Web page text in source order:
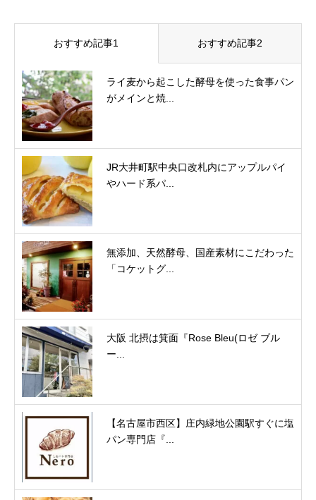
おすすめ記事1 おすすめ記事2
ライ麦から起こした酵母を使った食事パン
がメインと焼...
JR大井町駅中央口改札内にアップルパイ
やハード系パ...
無添加、天然酵母、国産素材にこだわった
「コケットグ...
大阪 北摂は箕面『Rose Bleu(ロゼ ブル
ー...
【名古屋市西区】庄内緑地公園駅すぐに塩
パン専門店『...